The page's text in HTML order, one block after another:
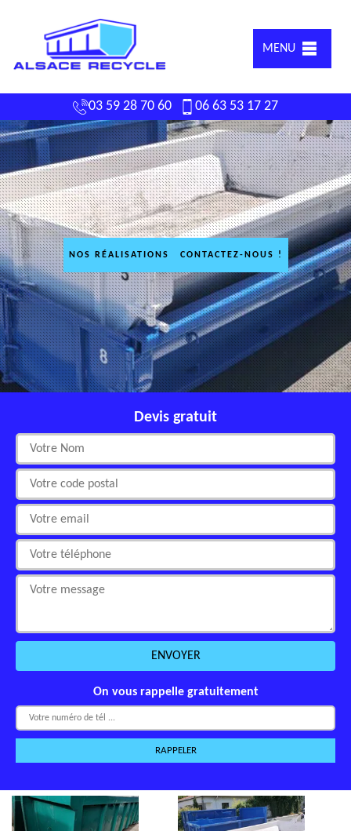
MENU
03 59 28 70 60 06 63 53 17 27
NOS RÉALISATIONS CONTACTEZ-NOUS !
Devis gratuit
On vous rappelle gratuitement